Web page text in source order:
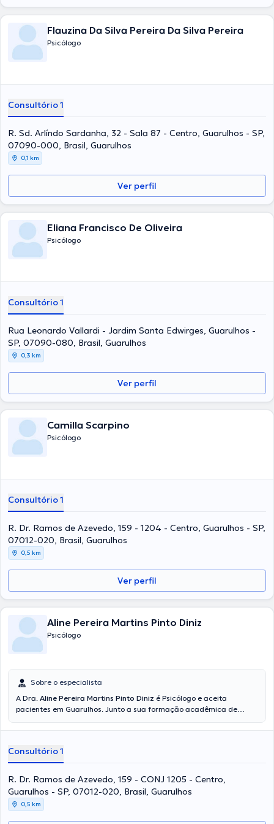
Flauzina Da Silva Pereira Da Silva Pereira
Psicólogo
Consultório 1
R. Sd. Arlíndo Sardanha, 32 - Sala 87 - Centro, Guarulhos - SP,
07090-000, Brasil, Guarulhos
0,1 km
Ver perfil
Eliana Francisco De Oliveira
Psicólogo
Consultório 1
Rua Leonardo Vallardi - Jardim Santa Edwirges, Guarulhos -
SP, 07090-080, Brasil, Guarulhos
0,3 km
Ver perfil
Camilla Scarpino
Psicólogo
Consultório 1
R. Dr. Ramos de Azevedo, 159 - 1204 - Centro, Guarulhos - SP,
07012-020, Brasil, Guarulhos
0,5 km
Ver perfil
Aline Pereira Martins Pinto Diniz
Psicólogo
Sobre o especialista
A Dra. Aline Pereira Martins Pinto Diniz é Psicólogo e aceita
pacientes em Guarulhos. Junto a sua formação acadêmica de
A mesma tem vários anos de experiência laboral no seu tema de
médicas. Aline Pereira Martins Pinto Diniz participou de diversas
conferências com a meta de ter uma formação contínua em seu
âmbito de especialização e compartilhou interessantes edições.
Inglês, Português são os idiomas usados pela médica.
Consultório 1
R. Dr. Ramos de Azevedo, 159 - CONJ 1205 - Centro,
Guarulhos - SP, 07012-020, Brasil, Guarulhos
0,5 km